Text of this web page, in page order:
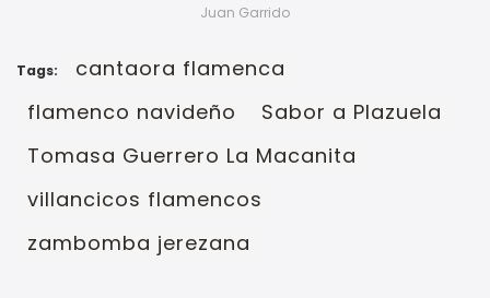
Juan Garrido
Tags:
cantaora flamenca
flamenco navideño
Sabor a Plazuela
Tomasa Guerrero La Macanita
villancicos flamencos
zambomba jerezana